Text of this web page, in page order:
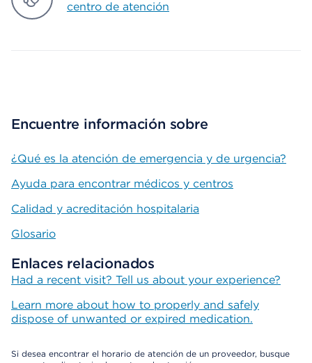
centro de atención
Encuentre información sobre
¿Qué es la atención de emergencia y de urgencia?
Ayuda para encontrar médicos y centros
Calidad y acreditación hospitalaria
Glosario
Enlaces relacionados
Had a recent visit? Tell us about your experience?
Learn more about how to properly and safely
dispose of unwanted or expired medication.
Si desea encontrar el horario de atención de un proveedor, busque